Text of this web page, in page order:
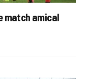
match amical